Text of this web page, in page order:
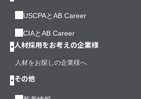
USCPAとAB Career
CIAとAB Career
人材採用をお考えの企業様
人材をお探しの企業様へ
その他